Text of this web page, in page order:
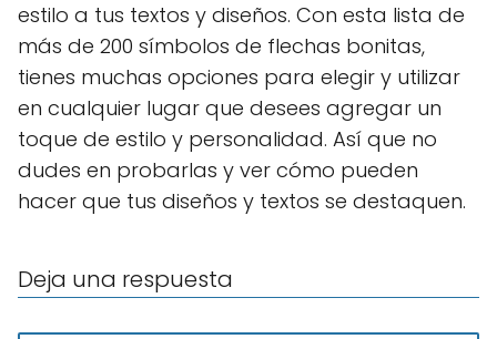
estilo a tus textos y diseños. Con esta lista de
más de 200 símbolos de flechas bonitas,
tienes muchas opciones para elegir y utilizar
en cualquier lugar que desees agregar un
toque de estilo y personalidad. Así que no
dudes en probarlas y ver cómo pueden
hacer que tus diseños y textos se destaquen.
Deja una respuesta